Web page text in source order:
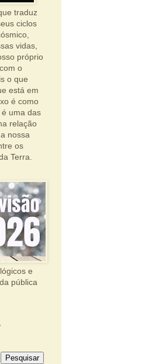
traduz
ciclos
vidas,
próprio
o
o que
está em
é como
uma das
relação
nossa
os
Terra.
e
pública